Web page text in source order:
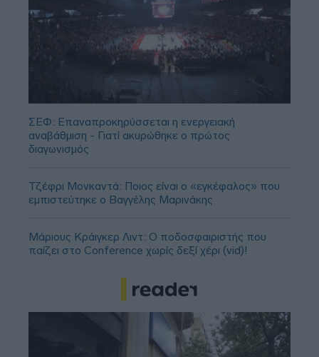
ΣΕΦ: Επαναπροκηρύσσεται η ενεργειακή
αναβάθμιση - Γιατί ακυρώθηκε ο πρώτος
διαγωνισμός
Τζέφρι Μονκαντά: Ποιος είναι ο «εγκέφαλος» που
εμπιστεύτηκε ο Βαγγέλης Μαρινάκης
Μάριους Κράιγκερ Λιντ: Ο ποδοσφαιριστής που
παίζει στο Conference χωρίς δεξί χέρι (vid)!